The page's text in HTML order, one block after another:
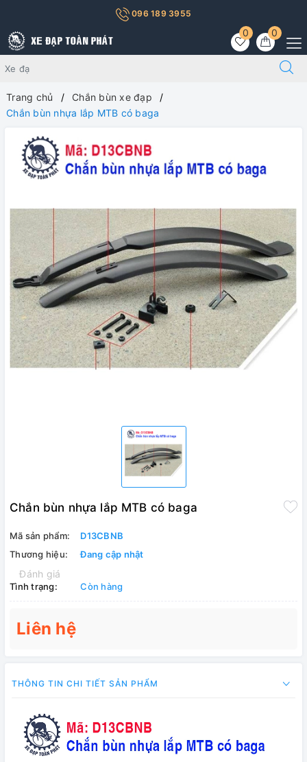
096 189 3955
0
0
Trang chủ
Chắn bùn xe đạp
Chắn bùn nhựa lắp MTB có baga
Chắn bùn nhựa lắp MTB có baga
Mã sản phẩm:
D13CBNB
Thương hiệu:
Đang cập nhật
Đánh giá
Tình trạng: Còn hàng
Liên hệ
THÔNG TIN CHI TIẾT SẢN PHẨM